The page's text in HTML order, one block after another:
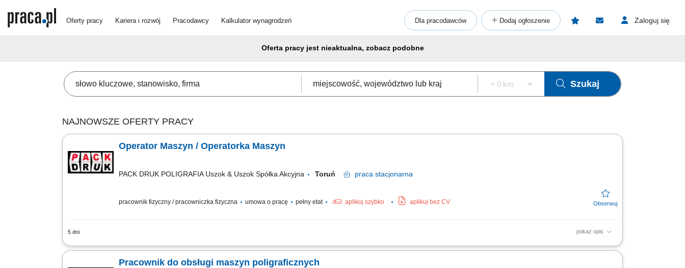
Oferty pracy Kariera i rozwój Pracodawcy Kalkulator wynagrodzeń Dla pracodawców Dodaj ogłoszenie Zaloguj się
Oferta pracy jest nieaktualna, zobacz podobne
Szukaj
NAJNOWSZE OFERTY PRACY
Operator Maszyn / Operatorka Maszyn
PACK DRUK POLIGRAFIA Uszok & Uszok Spółka Akcyjna Toruń praca stacjonarna
pracownik fizyczny / pracowniczka fizyczna umowa o pracę pełny etat aplikuj szybko aplikuj bez CV
5 dni pokaż opis
Opis obowiązków: Nadzór nad pracą maszyn i urządzeń na linii produkcyjnej. Monitoring parametrów jakościowych gotowych wyrobów. Dbałość o organizację i
Pracownik do obsługi maszyn poligraficznych